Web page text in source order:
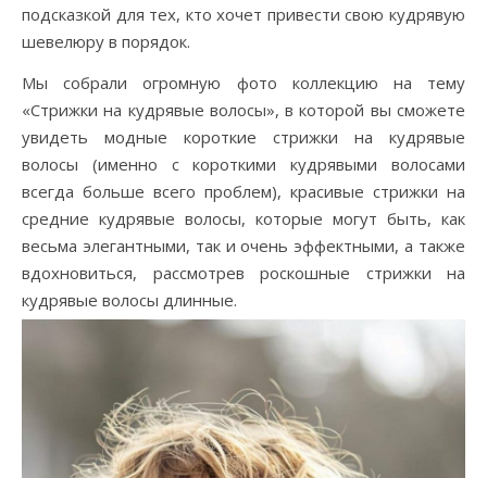
подсказкой для тех, кто хочет привести свою кудрявую
шевелюру в порядок.
Мы собрали огромную фото коллекцию на тему
«Стрижки на кудрявые волосы», в которой вы сможете
увидеть модные короткие стрижки на кудрявые
волосы (именно с короткими кудрявыми волосами
всегда больше всего проблем), красивые стрижки на
средние кудрявые волосы, которые могут быть, как
весьма элегантными, так и очень эффектными, а также
вдохновиться, рассмотрев роскошные стрижки на
кудрявые волосы длинные.